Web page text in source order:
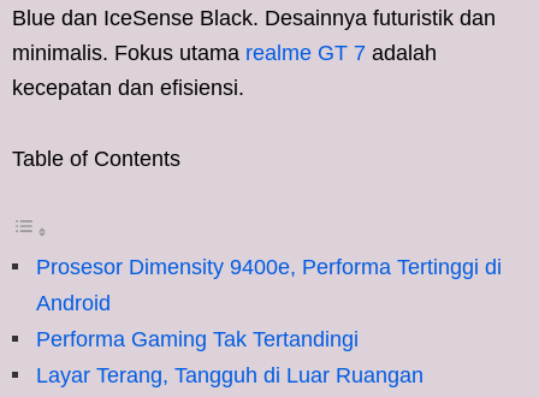
Blue dan IceSense Black. Desainnya futuristik dan
minimalis. Fokus utama realme GT 7 adalah
kecepatan dan efisiensi.
Table of Contents
Prosesor Dimensity 9400e, Performa Tertinggi di
Android
Performa Gaming Tak Tertandingi
Layar Terang, Tangguh di Luar Ruangan